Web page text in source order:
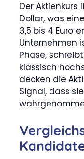
Der Aktienkurs
Dollar, was
3,5 bis 4 Euro
Unternehmen
Phase,
klassisch
decken die
Signal, dass